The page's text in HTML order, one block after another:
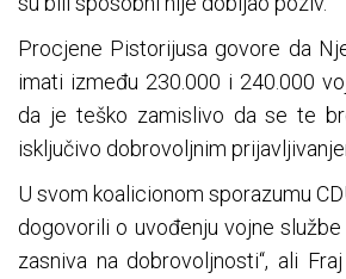
Procjene Pistorijusa govore da
imati između 230.000 i 240.000
da je teško zamislivo da se te
isključivo dobrovoljnim
U svom koalicionom sporazumu
dogovorili o uvođenju vojne službe
zasniva na dobrovoljnosti“, ali